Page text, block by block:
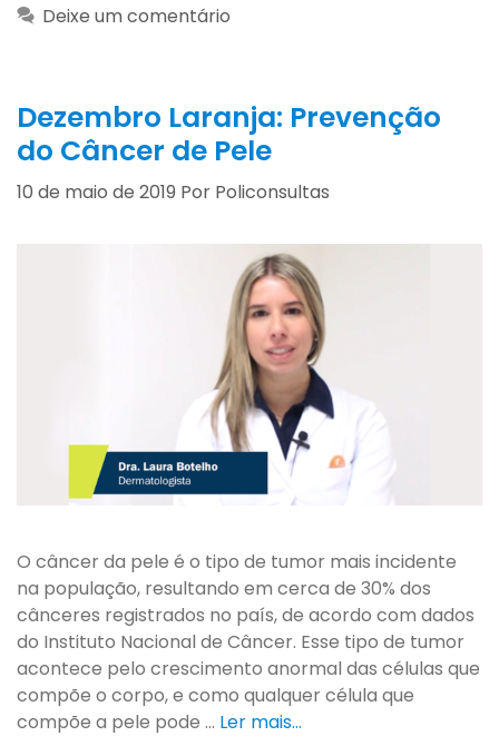
Deixe um comentário
Dezembro Laranja: Prevenção
do Câncer de Pele
10 de maio de 2019 Por Policonsultas
O câncer da pele é o tipo de tumor mais incidente
na população, resultando em cerca de 30% dos
cânceres registrados no país, de acordo com dados
do Instituto Nacional de Câncer. Esse tipo de tumor
acontece pelo crescimento anormal das células que
compõe o corpo, e como qualquer célula que
compõe a pele pode … Ler mais…